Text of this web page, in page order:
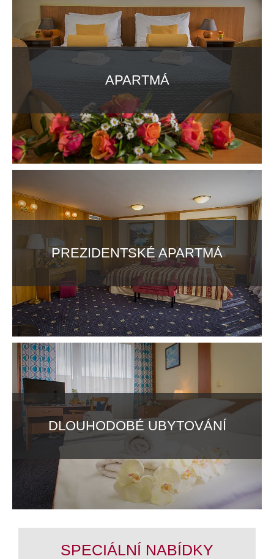
APARTMÁ
PREZIDENTSKÉ APARTMÁ
DLOUHODOBÉ UBYTOVÁNÍ
SPECIÁLNÍ NABÍDKY